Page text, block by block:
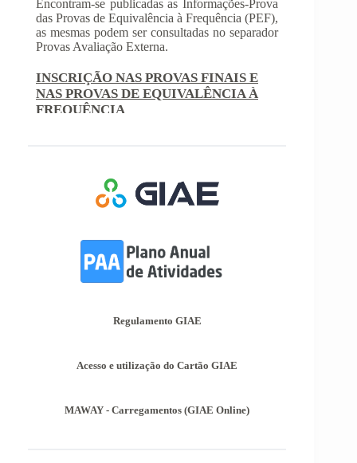
INSCRIÇÃO NAS PROVAS FINAIS E
NAS PROVAS DE EQUIVALÊNCIA À
FREQUÊNCIA
Com a publicação da Norma 1 do JNE – Júri
Nacional de Exames, ficaram definidos os
prazos para inscrição nas provas finais e nas
provas de equivalência à frequência, para
alunos autopropostos do ensino básico.
Nos termos do Artigo 36º da Portaria nº 223-
A/2018, de 3 de Agosto, são afixadas hoje, dia
18 de junho de 2026, as pautas de avaliação do
Informações-Prova Provas de
Equivalência à Frequência (PEF)
Encontram-se publicadas as Informações-Prova
Provas Avaliação Externa.
Regulamento GIAE
Acesso e utilização do Cartão GIAE
MAWAY - Carregamentos (GIAE Online)